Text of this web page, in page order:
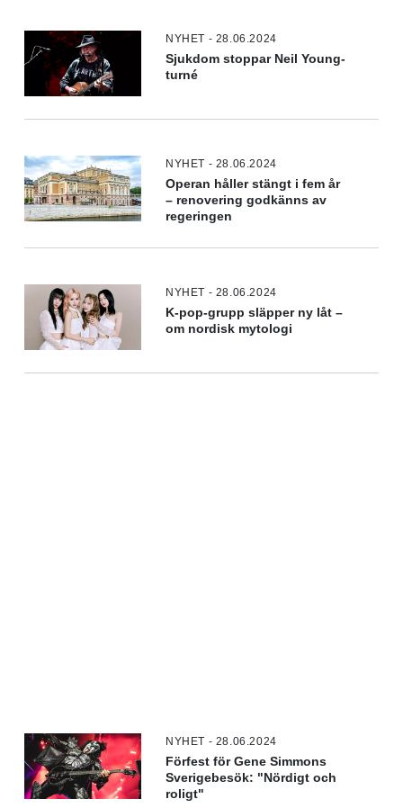
NYHET - 28.06.2024
Sjukdom stoppar Neil Young-
turné
NYHET - 28.06.2024
Operan håller stängt i fem år
– renovering godkänns av
regeringen
NYHET - 28.06.2024
K-pop-grupp släpper ny låt –
om nordisk mytologi
NYHET - 28.06.2024
Förfest för Gene Simmons
Sverigebesök: "Nördigt och
roligt"